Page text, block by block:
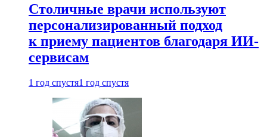
Столичные врачи используют
персонализированный подход
к приему пациентов благодаря ИИ-
сервисам
1 год спустя1 год спустя